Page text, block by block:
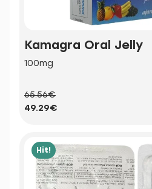
Kamagra Oral Jelly
100mg
65.56€
49.29€
Hit!